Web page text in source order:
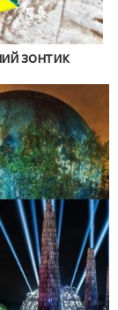
зонтик